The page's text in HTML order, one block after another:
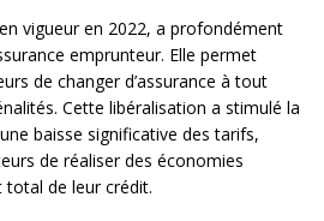
vigueur en 2022, a profondément
emprunteur. Elle permet
de changer d’assurance à tout
Cette libéralisation a stimulé la
baisse significative des tarifs,
de réaliser des économies
total de leur crédit.